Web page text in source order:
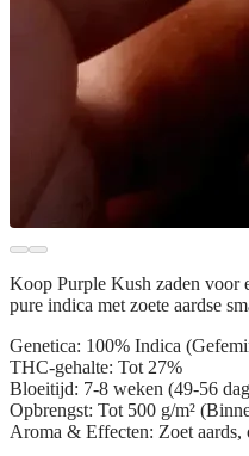
Koop Purple Kush zaden voor
pure indica met zoete aardse
Genetica: 100% Indica
THC-gehalte: Tot 27%
Bloeitijd: 7-8 weken (49-56
Opbrengst: Tot 500 g/m²
Aroma & Effecten: Zoet aards,